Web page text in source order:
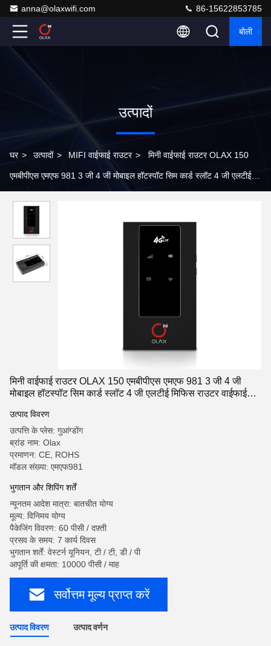
anna@olaxwifi.com 86-15622853785
बोली
उत्पादों
घर > उत्पादों > MIFI वाईफाई राउटर > मिनी वाईफाई राउटर OLAX 150
एमबीपीएस एमएफ 981 3 जी 4 जी मोबाइल हॉटस्पॉट सिम कार्ड स्लॉट 4 जी एलटीई
मिनी वाईफाई राउटर OLAX 150 एमबीपीएस एमएफ 981 3 जी 4 जी
मोबाइल हॉटस्पॉट सिम कार्ड स्लॉट 4 जी एलटीई मिफिस राउटर वाईफाई
उत्पाद विवरण
उत्पत्ति के प्लेस: गुआंग्डोंग
ब्रांड नाम: Olax
प्रमाणन: CE, ROHS
मॉडल संख्या: एमएफ981
भुगतान और शिपिंग शर्तें
न्यूनतम आदेश मात्रा: बातचीत योग्य
मूल्य: विनिमय योग्य
पैकेजिंग विवरण: 60 पीसी / दफ़्ती
प्रसव के समय: 7 कार्य दिवस
भुगतान शर्तें: वेस्टर्न यूनियन, टी / टी, डी / पी
आपूर्ति की क्षमता: 10000 पीसी / माह
सर्वोत्तम मूल्य प्राप्त करें
उत्पाद विवरण उत्पाद वर्णन